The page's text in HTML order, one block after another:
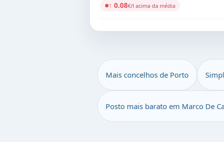
↑ 0.08€/l acima da média
Mais concelhos de Porto
Posto mais barato em Marco De